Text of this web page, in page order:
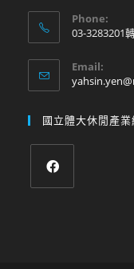
Phone:
03-3283201
Email:
國立體大休閒產